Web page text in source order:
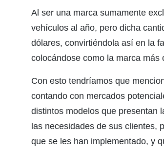
Al ser una marca sumamente
vehículos al año, pero dicha
dólares, convirtiéndola así en la
colocándose como la marca más
Con esto tendríamos que
contando con mercados
distintos modelos que presentan
las necesidades de sus clientes,
que se les han implementado, y